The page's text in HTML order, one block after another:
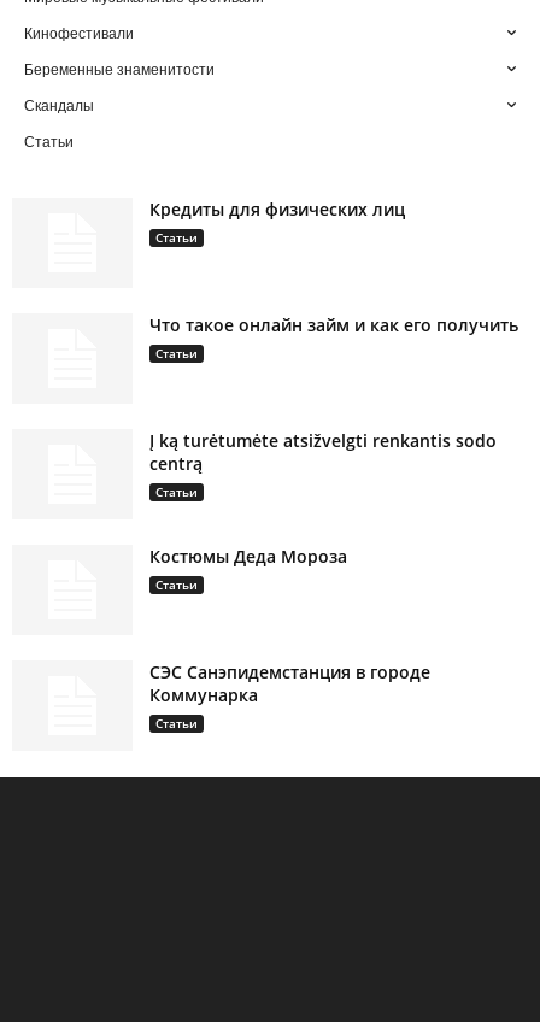
Кинофестивали
Беременные знаменитости
Скандалы
Статьи
Кредиты для физических лиц
Статьи
Что такое онлайн займ и как его получить
Статьи
Į ką turėtumėte atsižvelgti renkantis sodo
centrą
Статьи
Костюмы Деда Мороза
Статьи
СЭС Санэпидемстанция в городе
Коммунарка
Статьи